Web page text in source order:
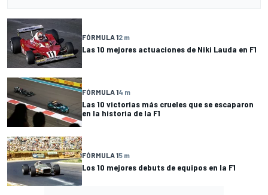
FÓRMULA 12 m
Las 10 mejores actuaciones de Niki Lauda en F1
FÓRMULA 14 m
Las 10 victorias más crueles que se escaparon
en la historia de la F1
FÓRMULA 15 m
Los 10 mejores debuts de equipos en la F1